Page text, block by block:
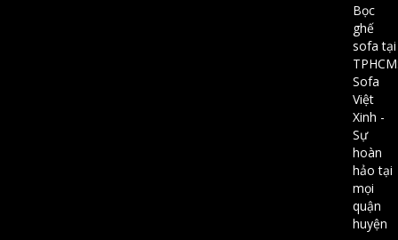
Bọc
ghế
sofa tại
Sofa
Việt
Xinh -
Sự
hoàn
hảo tại
mọi
quận
huyện